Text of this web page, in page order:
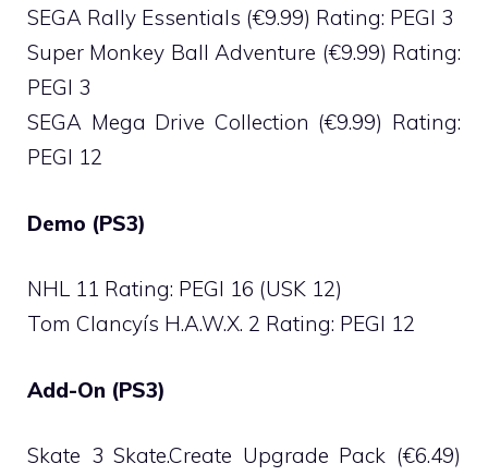
SEGA Rally Essentials (€9.99) Rating: PEGI 3
Super Monkey Ball Adventure (€9.99) Rating:
PEGI 3
SEGA Mega Drive Collection (€9.99) Rating:
PEGI 12
Demo (PS3)
NHL 11 Rating: PEGI 16 (USK 12)
Tom Clancyís H.A.W.X. 2 Rating: PEGI 12
Add-On (PS3)
Skate 3 Skate.Create Upgrade Pack (€6.49)